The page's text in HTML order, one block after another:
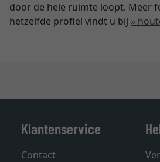
door de hele ruimte loopt. Meer
hetzelfde profiel vindt u bij »
Klantenservice
Contact